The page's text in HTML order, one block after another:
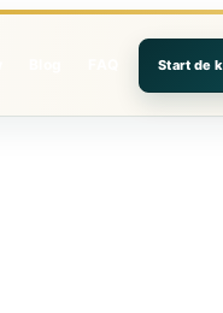
Start de